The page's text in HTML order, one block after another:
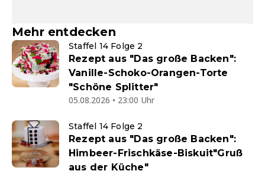
Mehr entdecken
Staffel 14 Folge 2
Rezept aus "Das große Backen":
Vanille-Schoko-Orangen-Torte
"Schöne Splitter"
05.08.2026 • 23:00 Uhr
Staffel 14 Folge 2
Rezept aus "Das große Backen":
Himbeer-Frischkäse-Biskuit"Gruß
aus der Küche"